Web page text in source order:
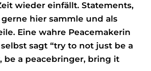
wieder einfällt. Statements,
hier sammle und als
Eine wahre Peacemakerin
sagt“try to not just be a
be a peacebringer, bring it